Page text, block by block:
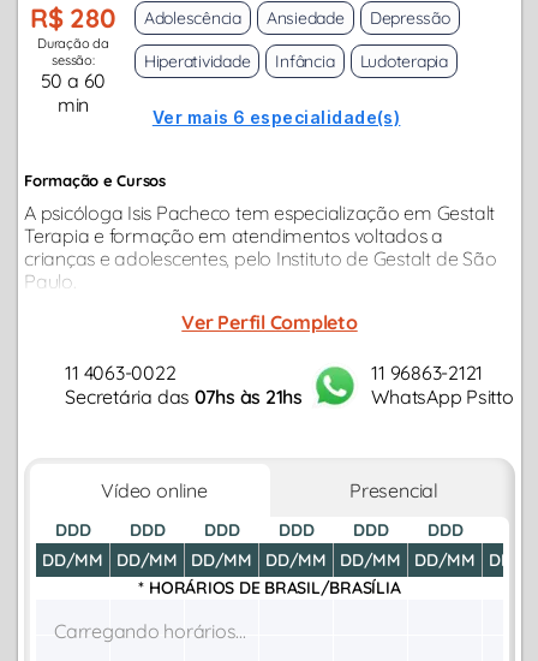
R$ 280
Duração da
sessão:
50 a 60
min
Adolescência Ansiedade
Depressão
Hiperatividade
Infância Ludoterapia
Ver mais 6 especialidade(s)
Formação e Cursos
A psicóloga Isis Pacheco tem especialização em Gestalt
Terapia e formação em atendimentos voltados a
crianças e adolescentes, pelo Instituto de Gestalt de São
Paulo.
Ver Perfil Completo
11 4063-0022
Secretária das 07hs às 21hs
11 96863-2121
WhatsApp Psitto
Vídeo online Presencial
DDD
DD/MM
DDD
DD/MM
DDD
DD/MM
DDD
DD/MM
DDD
DD/MM
DDD
DD/MM
DD/
* HORÁRIOS DE BRASIL/BRASÍLIA
Carregando horários...